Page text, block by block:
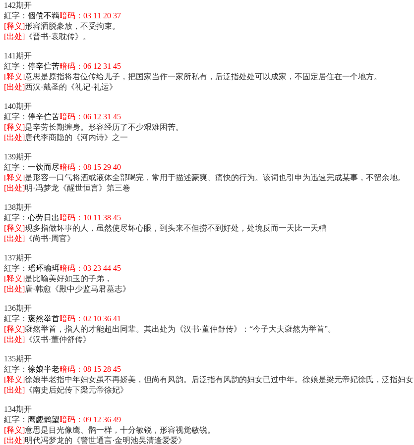
142期开
紅字： 個傥不羁暗码：03 11 20 37
[释义]形容洒脱豪放，不受拘束。
[出处] 《晋书·袁耽传》。
141期开
紅字： 停辛伫苦暗码：06 12 31 45
[释义]意思是原指将君位传给儿子，把国家当作一家所私有，后泛指处处可以成家，不固定居住在一个地方。
[出处]西汉·戴圣的《礼记·礼运》
140期开
紅字： 停辛伫苦暗码：06 12 31 45
[释义]是辛劳长期缠身。形容经历了不少艰难困苦。
[出处]唐代李商隐的《河内诗》之一
139期开
紅字： 一饮而尽暗码：08 15 29 40
[释义]是形容一口气将酒或液体全部喝完，常用于描述豪爽、痛快的行为。该词也引申为迅速完成某事，不留余地。
[出处]明·冯梦龙《醒世恒言》第三卷
138期开
紅字： 心劳日出暗码：10 11 38 45
[释义]现多指做坏事的人，虽然使尽坏心眼，到头来不但捞不到好处，处境反而一天比一天糟
[出处] 《尚书·周官》
137期开
紅字： 瑶环瑜珥暗码：03 23 44 45
[释义]是比喻美好如玉的子弟，
[出处]唐·韩愈《殿中少监马君墓志》
136期开
紅字： 褒然举首暗码：02 10 36 41
[释义]褎然举首，指人的才能超出同辈。其出处为《汉书·董仲舒传》：“今子大夫褎然为举首”。
[出处] 《汉书·董仲舒传》
135期开
紅字： 徐娘半老暗码：08 15 28 45
[释义]徐娘半老指中年妇女虽不再娇美，但尚有风韵。后泛指有风韵的妇女已过中年。徐娘是梁元帝妃徐氏，泛指妇女
[出处] 《南史后妃传下梁元帝徐妃》
134期开
紅字： 鹰覷鹘望暗码：09 12 36 49
[释义]意思是目光像鹰、鹘一样，十分敏锐，形容视觉敏锐。
[出处]明代冯梦龙的《警世通言·金明池吴清逢爱爱》